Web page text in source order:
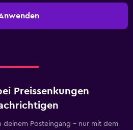
Preissenkungen
deinem Posteingang – nur mit dem